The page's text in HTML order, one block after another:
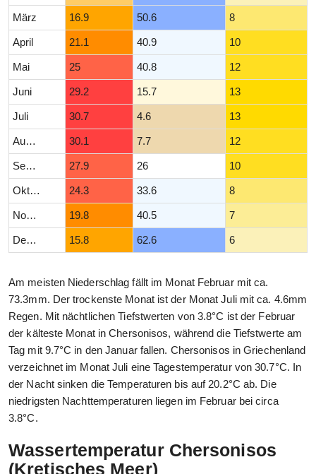
März 16.9 50.6 8
April 21.1 40.9 10
Mai 25 40.8 12
Juni 29.2 15.7 13
Juli 30.7 4.6 13
August 30.1 7.7 12
September 27.9 26 10
Oktober 24.3 33.6 8
November 19.8 40.5 7
Dezember 15.8 62.6 6
Am meisten Niederschlag fällt im Monat Februar mit ca.
73.3mm. Der trockenste Monat ist der Monat Juli mit ca. 4.6mm
Regen. Mit nächtlichen Tiefstwerten von 3.8°C ist der Februar
der kälteste Monat in Chersonisos, während die Tiefstwerte am
Tag mit 9.7°C in den Januar fallen. Chersonisos in Griechenland
verzeichnet im Monat Juli eine Tagestemperatur von 30.7°C. In
der Nacht sinken die Temperaturen bis auf 20.2°C ab. Die
niedrigsten Nachttemperaturen liegen im Februar bei circa
3.8°C.
Wassertemperatur Chersonisos
(Kretisches Meer)